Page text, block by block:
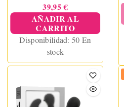
39,95 €
AÑADIR AL
CARRITO
Disponibilidad:50 En
stock